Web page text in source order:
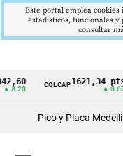
Cintillo
COLCAP1621,34 pts
Pico y Placa
Este portal emplea
estadísticos, funcionales y
consultar